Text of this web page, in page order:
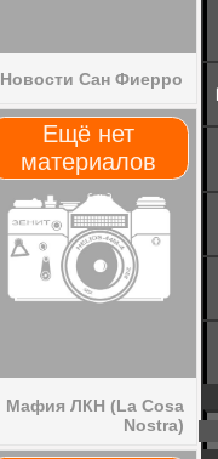
Новости Сан Фиерро
Ещё нет
материалов
Мафия ЛКН (La Cosa
Nostra)